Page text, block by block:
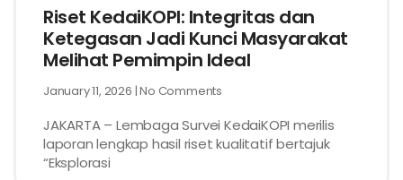
Riset KedaiKOPI: Integritas dan
Ketegasan Jadi Kunci Masyarakat
Melihat Pemimpin Ideal
January 11, 2026 No Comments
JAKARTA – Lembaga Survei KedaiKOPI merilis
laporan lengkap hasil riset kualitatif bertajuk
“Eksplorasi